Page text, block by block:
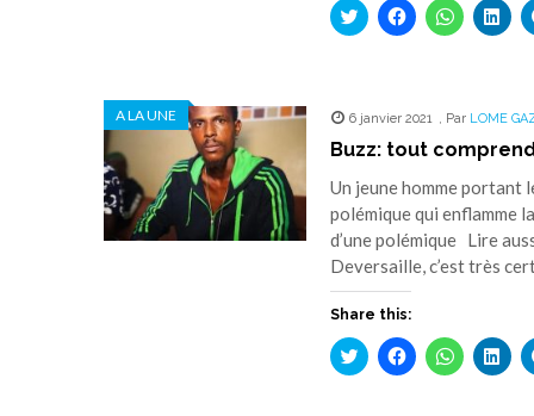
Cliquez
pour
nouvelle
fenêtre)
Cliquez
pour
nouvelle
fenêtre)
Cliquez
pour
nouvelle
A LA UNE 6 janvier 2021 , Par LOME
Buzz: tout
Un jeune homme portant
polémique qui
d’une polémique Lire
Deversaille, c’est très
Share this:
Cliquez
pour
Cliquez
pour
Cliquez
pour